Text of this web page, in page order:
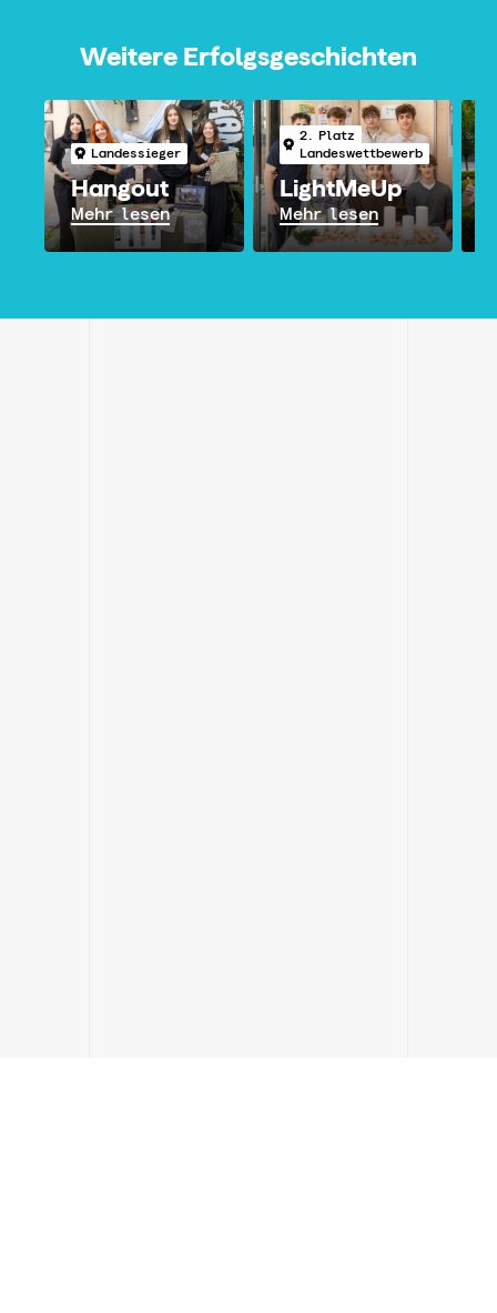
Weitere Erfolgsgeschichten
Landessieger
Hangout
Mehr lesen
2. Platz
Landeswettbewerb
LightMeUp
Mehr lesen